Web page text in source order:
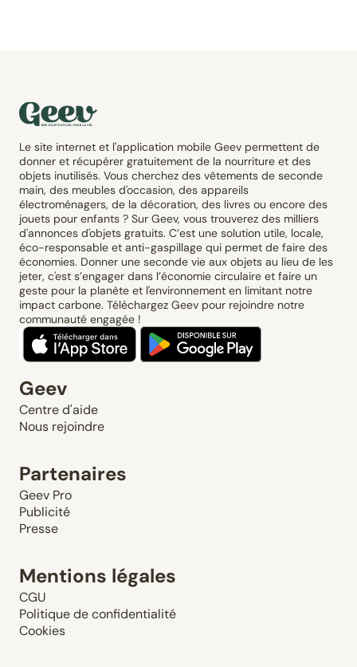
Le site internet et l'application mobile Geev permettent de
donner et récupérer gratuitement de la nourriture et des
objets inutilisés. Vous cherchez des vêtements de seconde
main, des meubles d'occasion, des appareils
électroménagers, de la décoration, des livres ou encore des
jouets pour enfants ? Sur Geev, vous trouverez des milliers
d'annonces d'objets gratuits. C’est une solution utile, locale,
éco-responsable et anti-gaspillage qui permet de faire des
économies. Donner une seconde vie aux objets au lieu de les
jeter, c'est s’engager dans l’économie circulaire et faire un
geste pour la planète et l'environnement en limitant notre
impact carbone. Téléchargez Geev pour rejoindre notre
communauté engagée !
Geev
Centre d'aide
Nous rejoindre
Partenaires
Geev Pro
Publicité
Presse
Mentions légales
CGU
Politique de confidentialité
Cookies